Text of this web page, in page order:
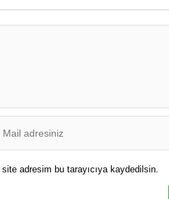
adresim bu tarayıcıya kaydedilsin.